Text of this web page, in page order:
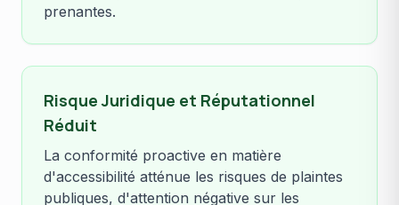
prenantes.
Risque Juridique et Réputationnel
Réduit
La conformité proactive en matière
d'accessibilité atténue les risques de plaintes
publiques, d'attention négative sur les